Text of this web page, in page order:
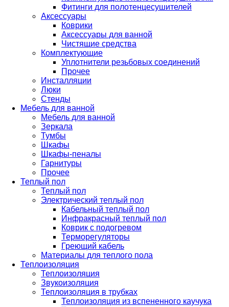
Фитинги для полотенцесушителей
Аксессуары
Коврики
Аксессуары для ванной
Чистящие средства
Комплектующие
Уплотнители резьбовых соединений
Прочее
Инсталляции
Люки
Стенды
Мебель для ванной
Мебель для ванной
Зеркала
Тумбы
Шкафы
Шкафы-пеналы
Гарнитуры
Прочее
Теплый пол
Теплый пол
Электрический теплый пол
Кабельный теплый пол
Инфракрасный теплый пол
Коврик с подогревом
Терморегуляторы
Греющий кабель
Материалы для теплого пола
Теплоизоляция
Теплоизоляция
Звукоизоляция
Теплоизоляция в трубках
Теплоизоляция из вспененного каучука